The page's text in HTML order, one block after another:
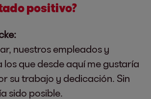
positivo?
nuestros empleados y
los que desde aquí me gustaría
su trabajo y dedicación. Sin
sido posible.